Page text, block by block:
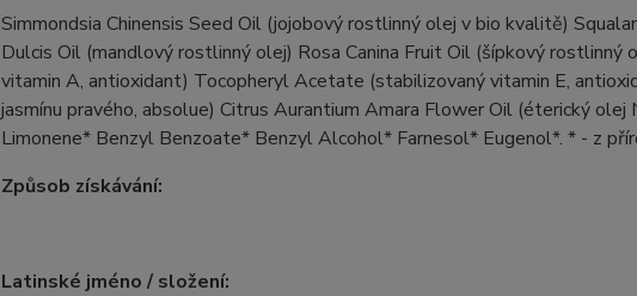
Simmondsia Chinensis Seed Oil (jojobový rostlinný olej v bio kvalitě)
Dulcis Oil (mandlový rostlinný olej) Rosa Canina Fruit Oil (šípkový
vitamin A, antioxidant) Tocopheryl Acetate (stabilizovaný vitamin E,
jasmínu pravého, absolue) Citrus Aurantium Amara Flower Oil (éterický
Limonene* Benzyl Benzoate* Benzyl Alcohol* Farnesol* Eugenol*. * - z
Způsob získávání:
Latinské jméno / složení: